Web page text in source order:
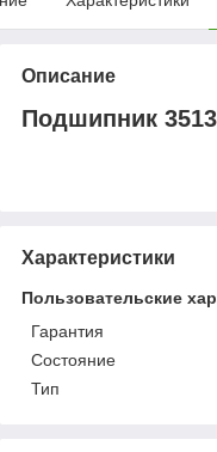
Описание
Подшипник
Характеристики
Пользовательские
Гарантия
Состояние
Тип